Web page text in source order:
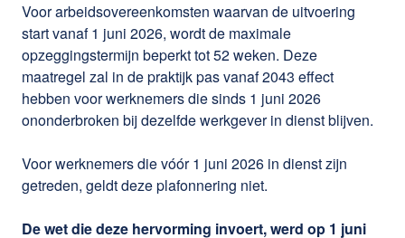
Voor arbeidsovereenkomsten waarvan de uitvoering
start vanaf 1 juni 2026, wordt de maximale
opzeggingstermijn beperkt tot 52 weken. Deze
maatregel zal in de praktijk pas vanaf 2043 effect
hebben voor werknemers die sinds 1 juni 2026
ononderbroken bij dezelfde werkgever in dienst blijven.
Voor werknemers die vóór 1 juni 2026 in dienst zijn
getreden, geldt deze plafonnering niet.
De wet die deze hervorming invoert, werd op 1 juni